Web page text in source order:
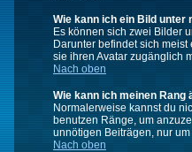
Wie kann ich ein Bild unter
Es können sich zwei Bilder
Darunter befindet sich
sie ihren Avatar zugänglich
Nach oben
Wie kann ich meinen Rang
Normalerweise kannst du
benutzen Ränge, um
unnötigen Beiträgen, nur
Nach oben